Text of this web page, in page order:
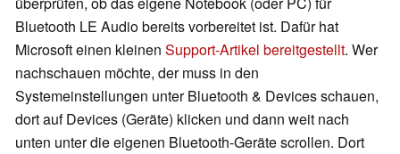
Bluetooth LE Audio bereits vorbereitet ist. Dafür hat
Microsoft einen kleinen Support-Artikel bereitgestellt. Wer
nachschauen möchte, der muss in den
Systemeinstellungen unter Bluetooth & Devices schauen,
dort auf Devices (Geräte) klicken und dann weit nach
unten unter die eigenen Bluetooth-Geräte scrollen. Dort